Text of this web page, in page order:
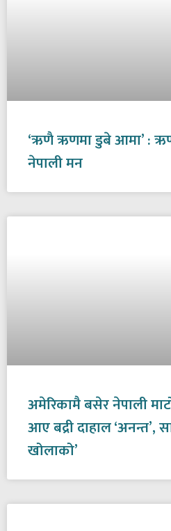
‘ऋणै ऋणमा डुबे आमा’ :
नेपाली मन
अमेरिकामै बसेर नेपाली
आए बद्री दाहाल ‘अनन्त’,
खोलाको’